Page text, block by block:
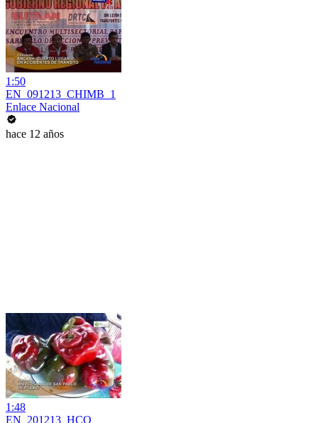
1:50
EN_091213_CHIMB_1
Enlace Nacional
hace 12 años
1:48
EN_201213_HCO